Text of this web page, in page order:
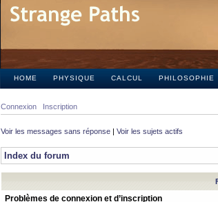
HOME PHYSIQUE CALCUL PHILOSOPHIE
Connexion Inscription
Voir les messages sans réponse | Voir les sujets actifs
Index du forum
Problèmes de connexion et d’inscription